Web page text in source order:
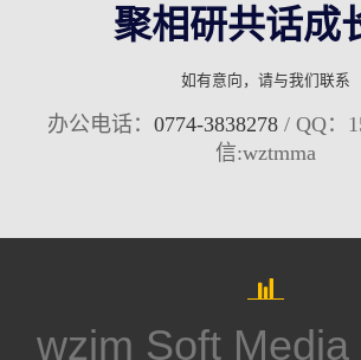
聚相研共话成
如有意向，请与我们联系
办公电话： 0774-3838278 / QQ：
信:wztmma
wzjm Soft Media